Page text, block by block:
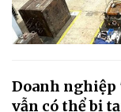
Doanh nghiệp
vẫn có thể bị